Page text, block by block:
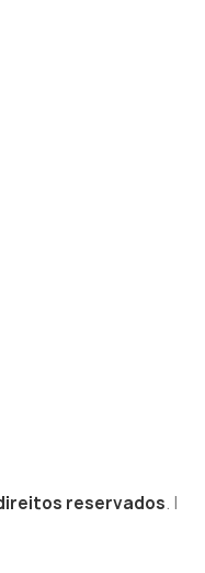
reservados. |